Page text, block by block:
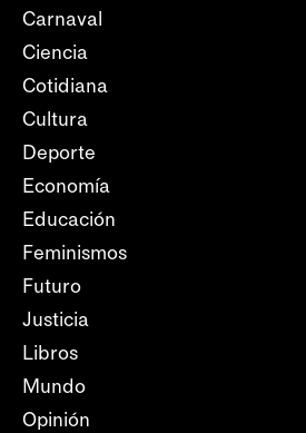
Carnaval
Ciencia
Cotidiana
Cultura
Deporte
Economía
Educación
Feminismos
Futuro
Justicia
Libros
Mundo
Opinión